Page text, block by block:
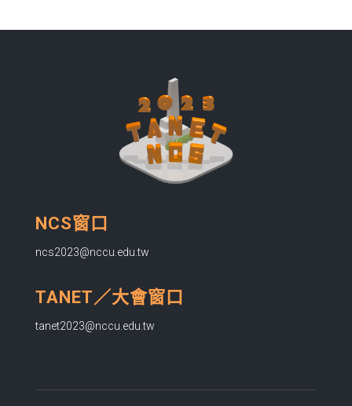
NCS窗口
ncs2023@nccu.edu.tw
TANET／大會窗口
tanet2023@nccu.edu.tw